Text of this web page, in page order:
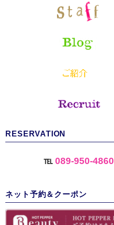
RESERVATION
℡089-950-4860
ネット予約＆クーポン